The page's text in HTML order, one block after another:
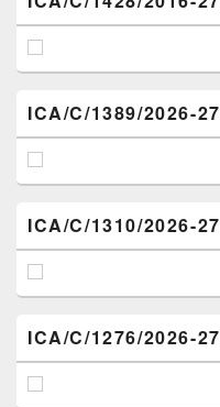
ICA/C/1389/2026-27
ICA/C/1310/2026-27
ICA/C/1276/2026-27